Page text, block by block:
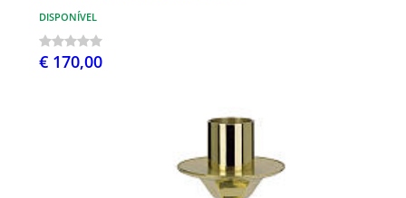
DISPONÍVEL
€ 170,00